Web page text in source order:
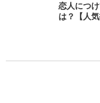
恋人につ
は？【人気